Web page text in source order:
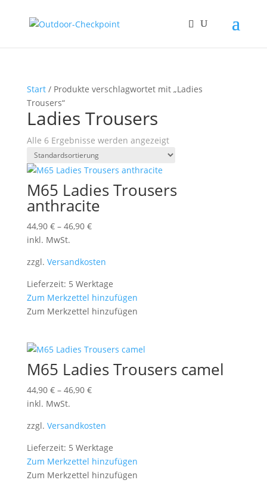
Start/ Produkte verschlagwortet mit „Ladies
Trousers“
Ladies Trousers
Alle 6 Ergebnisse werden angezeigt
M65 Ladies Trousers
anthracite
44,90 €– 46,90 €
inkl. MwSt.
zzgl. Versandkosten
Lieferzeit: 5 Werktage
Zum Merkzettel hinzufügen
Zum Merkzettel hinzufügen
M65 Ladies Trousers camel
44,90 €– 46,90 €
inkl. MwSt.
zzgl. Versandkosten
Lieferzeit: 5 Werktage
Zum Merkzettel hinzufügen
Zum Merkzettel hinzufügen